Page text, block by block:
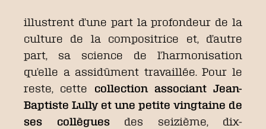
illustrent d’une part la profondeur de la
culture de la compositrice et, d’autre
part, sa science de l’harmonisation
qu’elle a assidûment travaillée. Pour le
reste, cette collection associant Jean-
Baptiste Lully et une petite vingtaine de
ses collèguesdes seizième, dix-